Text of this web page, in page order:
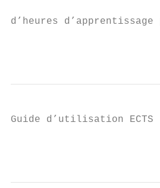
d’heures
Guide d’utilisation ECTS